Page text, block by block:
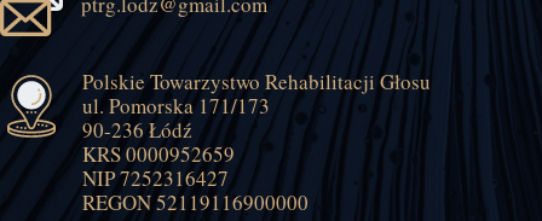
Polskie Towarzystwo Rehabilitacji Głosu
ul. Pomorska 171/173
90-236 Łódź
KRS 0000952659
NIP 7252316427
REGON 52119116900000